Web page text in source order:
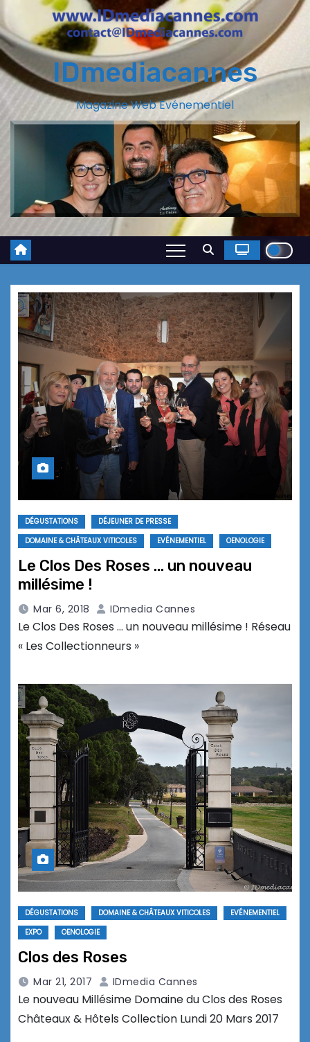
IDmediacannes
Magazine Web Evénementiel
DÉGUSTATIONS
DÉJEUNER DE PRESSE
DOMAINE & CHÂTEAUX VITICOLES
EVÉNEMENTIEL OENOLOGIE
Le Clos Des Roses … un nouveau
millésime !
Mar 6, 2018 IDmedia Cannes
Le Clos Des Roses … un nouveau millésime ! Réseau
« Les Collectionneurs »
DÉGUSTATIONS DOMAINE & CHÂTEAUX VITICOLES
EVÉNEMENTIEL
EXPO
OENOLOGIE
Clos des Roses
Mar 21, 2017 IDmedia Cannes
Le nouveau Millésime Domaine du Clos des Roses
Châteaux & Hôtels Collection Lundi 20 Mars 2017